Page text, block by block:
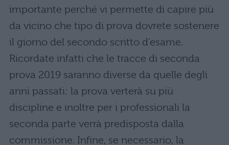
importante perché vi permette di capire più
da vicino che tipo di prova dovrete sostenere
il giorno del secondo scritto d’esame.
Ricordate infatti che le tracce di seconda
prova 2019 saranno diverse da quelle degli
anni passati: la prova verterà su più
discipline e inoltre per i professionali la
seconda parte verrà predisposta dalla
commissione. Infine, se necessario, la